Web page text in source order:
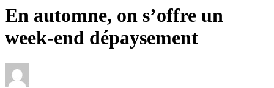
En automne, on s’offre un
week-end dépaysement